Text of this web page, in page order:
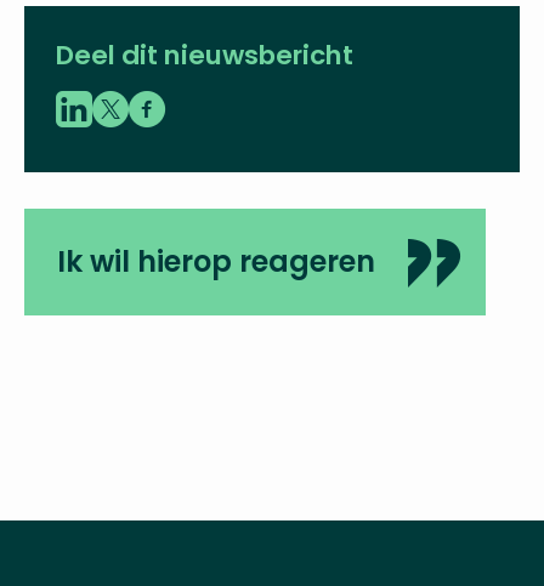
Deel dit nieuwsbericht
Ik wil hierop reageren